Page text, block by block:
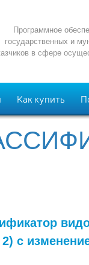
Программное
государственных и
в сфере
Как купить
с